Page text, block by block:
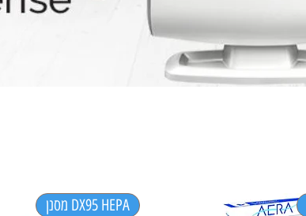
DX95 HEPA מסנן